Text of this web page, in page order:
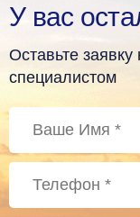
У вас
Оставьте
специалистом